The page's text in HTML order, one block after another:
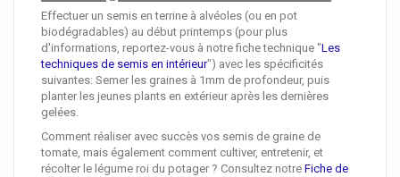
Effectuer un semis en terrine à alvéoles (ou en pot
biodégradables) au début printemps (pour plus
d'informations, reportez-vous à notre fiche technique "Les
techniques de semis en intérieur") avec les spécificités
suivantes: Semer les graines à 1mm de profondeur, puis
planter les jeunes plants en extérieur après les dernières
gelées.
Comment réaliser avec succès vos semis de graine de
tomate, mais également comment cultiver, entretenir, et
récolter le légume roi du potager ? Consultez notre Fiche de